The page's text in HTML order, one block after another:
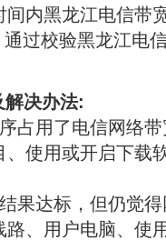
内黑龙江电信带
过校验黑龙江电
解决办法:
占用了电信网络
使用或开启下载
果达标，但仍觉
、用户电脑、使